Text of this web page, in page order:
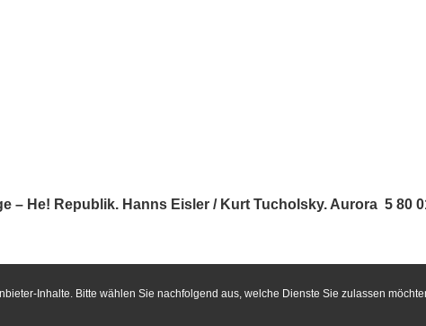
– He! Republik. Hanns Eisler / Kurt Tucholsky. Aurora 5 80
Inhalte. Bitte wählen Sie nachfolgend aus, welche Dienste Sie zulassen